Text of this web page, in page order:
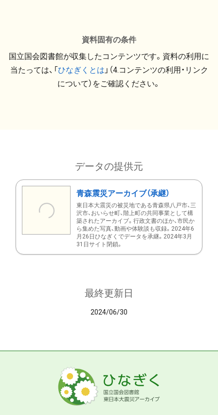
資料固有の条件
国立国会図書館が収集したコンテンツです。資料の利用に
当たっては、「ひなぎくとは 」（4.コンテンツの利用・リンク
について）をご確認ください。
データの提供元
青森震災アーカイブ（承継）
東日本大震災の被災地である青森県八戸市、三
沢市、おいらせ町、階上町の共同事業として構
築されたアーカイブ。行政文書のほか、市民か
ら集めた写真、動画や体験談も収録。2024年6
月26日ひなぎくでデータを承継。2024年3月
31日サイト閉鎖。
最終更新日
2024/06/30